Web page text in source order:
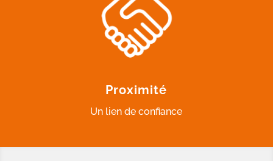
Proximité
Un lien de confiance